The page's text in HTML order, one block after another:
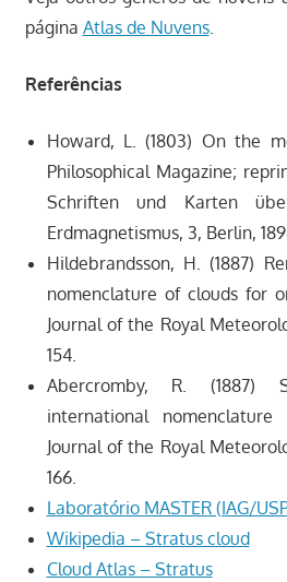
página Atlas de Nuvens.
Referências
Howard, L. (1803) On the
Philosophical Magazine;
Schriften und Karten
Erdmagnetismus, 3, Berlin,
Hildebrandsson, H. (1887)
nomenclature of clouds for
Journal of the Royal
154.
Abercromby, R. (1887)
international
Journal of the Royal
166.
Laboratório MASTER (IAG/
Wikipedia – Stratus cloud
Cloud Atlas – Stratus